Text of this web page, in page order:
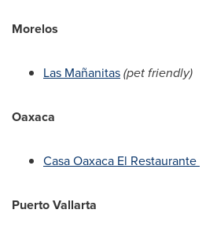
Morelos
Las Mañanitas(pet friendly)
Oaxaca
Casa Oaxaca El Restaurante
Puerto Vallarta